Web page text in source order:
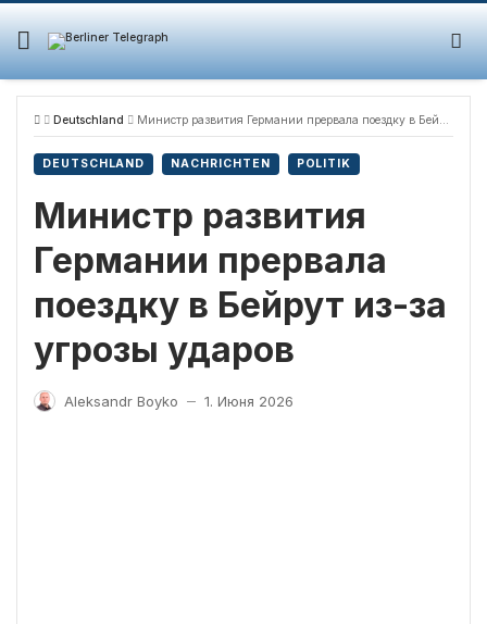
Skip
content
Deutschland Министр развития Германии прервала поездку в Бейрут из-за угрозы ударов
DEUTSCHLAND NACHRICHTEN POLITIK
Министр развития
Германии прервала
поездку в Бейрут из-за
угрозы ударов
Aleksandr Boyko — 1. Июня 2026